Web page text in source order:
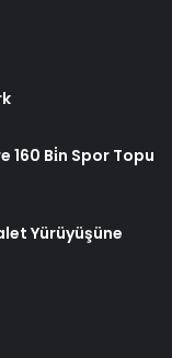
160 Bi̇n Spor Topu
Yürüyüşüne